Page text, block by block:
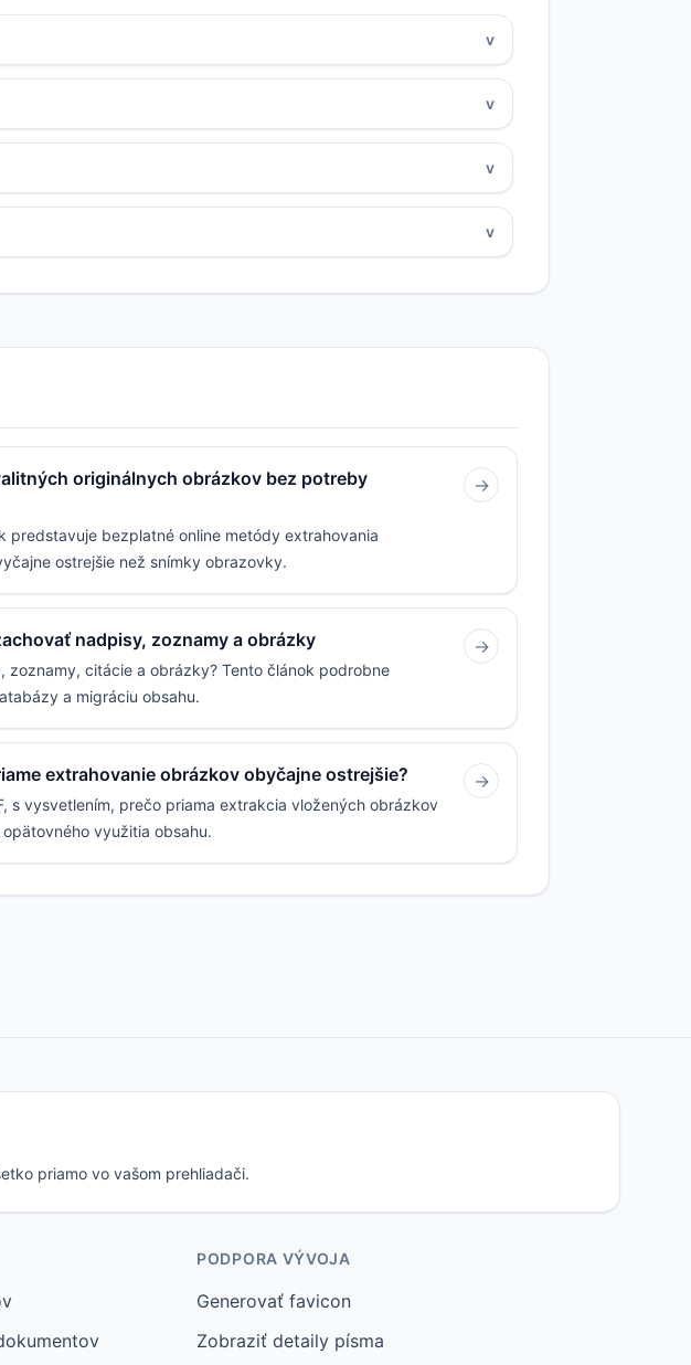
v
v
v
v
originálnych obrázkov bez potreby
predstavuje bezplatné online metódy extrahovania
ostrejšie než snímky obrazovky.
→
nadpisy, zoznamy a obrázky
zoznamy, citácie a obrázky? Tento článok podrobne
a migráciu obsahu.
→
extrahovanie obrázkov obyčajne ostrejšie?
s vysvetlením, prečo priama extrakcia vložených obrázkov
využitia obsahu.
→
priamo vo vašom prehliadači.
PODPORA VÝVOJA
Generovať favicon
Zobraziť detaily písma